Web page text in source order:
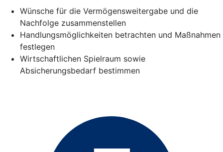
Wünsche für die Vermögensweitergabe und die
Nachfolge zusammenstellen
Handlungsmöglichkeiten betrachten und Maßnahmen
festlegen
Wirtschaftlichen Spielraum sowie
Absicherungsbedarf bestimmen